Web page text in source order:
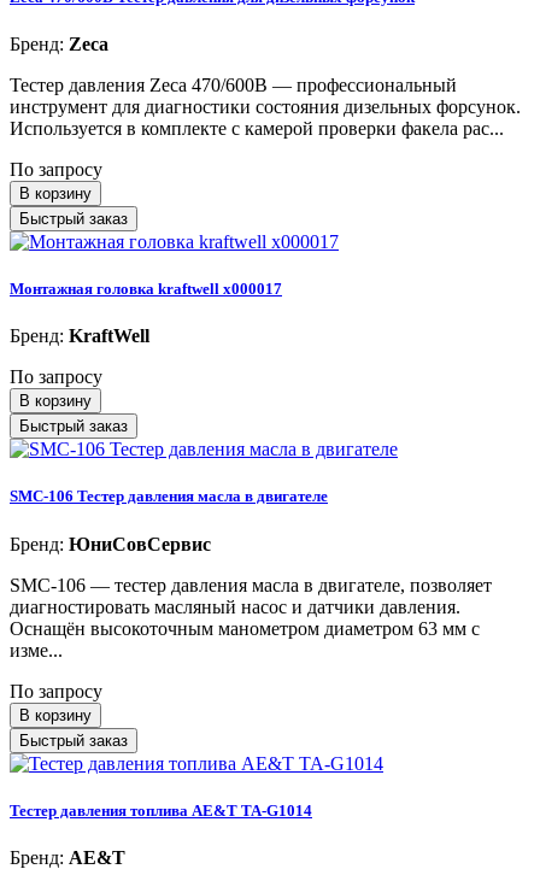
Бренд: Zeca
Тестер давления Zeca 470/600B — профессиональный
инструмент для диагностики состояния дизельных форсунок.
Используется в комплекте с камерой проверки факела рас...
По запросу
В корзину
Быстрый заказ
Монтажная головка kraftwell x000017
Бренд: KraftWell
По запросу
В корзину
Быстрый заказ
SMC-106 Тестер давления масла в двигателе
Бренд: ЮниСовСервис
SMC-106 — тестер давления масла в двигателе, позволяет
диагностировать масляный насос и датчики давления.
Оснащён высокоточным манометром диаметром 63 мм с
изме...
По запросу
В корзину
Быстрый заказ
Тестер давления топлива AE&T TA-G1014
Бренд: AE&T